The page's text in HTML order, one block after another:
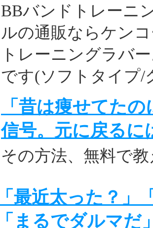
BBバンドトレーニ
ルの通販ならケン
トレーニングラバ
です(ソフトタイプ/
「昔は痩せてた
信号。元に戻るに
その方法、無料で
「最近太った？
「まるでダルマだ